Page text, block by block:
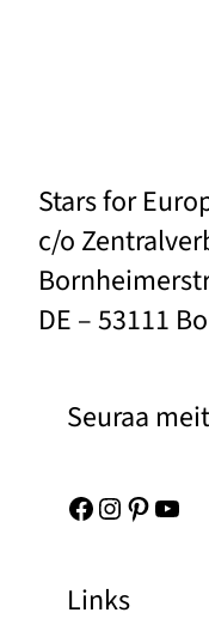
Stars for
c/o
DE – 53111
Seuraa
Facebook Instagram Pinterest YouTube
Links